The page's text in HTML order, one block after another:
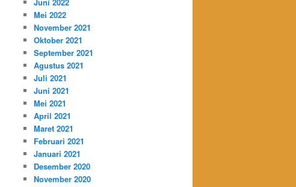
Mei 2022
November 2021
Oktober 2021
September 2021
Agustus 2021
Juli 2021
Juni 2021
Mei 2021
April 2021
Maret 2021
Februari 2021
Januari 2021
Desember 2020
November 2020